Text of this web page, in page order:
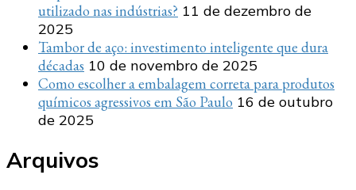
utilizado nas indústrias? 11 de dezembro de
2025
Tambor de aço: investimento inteligente que dura
décadas 10 de novembro de 2025
Como escolher a embalagem correta para produtos
químicos agressivos em São Paulo 16 de outubro
de 2025
Arquivos